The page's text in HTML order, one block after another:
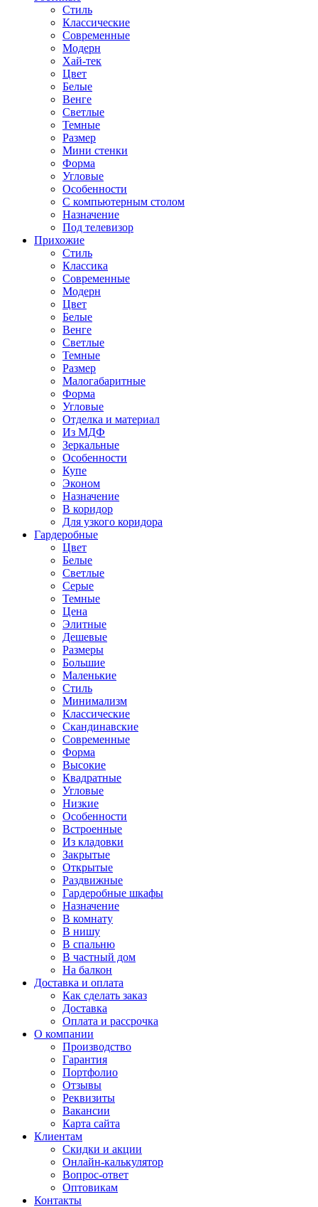
Стиль
Классические
Современные
Модерн
Хай-тек
Цвет
Белые
Венге
Светлые
Темные
Размер
Мини стенки
Форма
Угловые
Особенности
С компьютерным столом
Назначение
Под телевизор
Прихожие
Стиль
Классика
Современные
Модерн
Цвет
Белые
Венге
Светлые
Темные
Размер
Малогабаритные
Форма
Угловые
Отделка и материал
Из МДФ
Зеркальные
Особенности
Купе
Эконом
Назначение
В коридор
Для узкого коридора
Гардеробные
Цвет
Белые
Светлые
Серые
Темные
Цена
Элитные
Дешевые
Размеры
Большие
Маленькие
Стиль
Минимализм
Классические
Скандинавские
Современные
Форма
Высокие
Квадратные
Угловые
Низкие
Особенности
Встроенные
Из кладовки
Закрытые
Открытые
Раздвижные
Гардеробные шкафы
Назначение
В комнату
В нишу
В спальню
В частный дом
На балкон
Доставка и оплата
Как сделать заказ
Доставка
Оплата и рассрочка
О компании
Производство
Гарантия
Портфолио
Отзывы
Реквизиты
Вакансии
Карта сайта
Клиентам
Скидки и акции
Онлайн-калькулятор
Вопрос-ответ
Оптовикам
Контакты